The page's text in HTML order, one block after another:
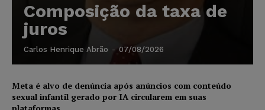
Composição da taxa de
juros
Carlos Henrique Abrão - 07/08/2026
Meta é alvo de denúncia após anúncios com conteúdo
sexual infantil gerado por IA circularem em suas